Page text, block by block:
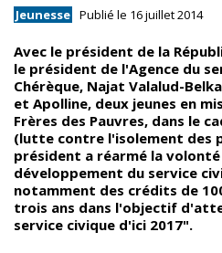
Jeunesse Publié le 16 juillet 2014
Avec le président de la
le président de l'Agence du
Chérèque, Najat Valalud-
et Apolline, deux jeunes en
Frères des Pauvres, dans le
(lutte contre l'isolement des
président a réaffirmé la
développement du service
notamment des crédits de
trois ans dans l'objectif
service civique d'ici 2017".